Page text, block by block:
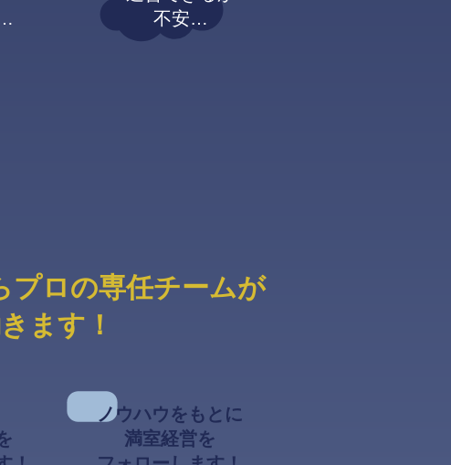
不安…
プロの専任チームが
ます！
ノウハウをもとに
満室経営を